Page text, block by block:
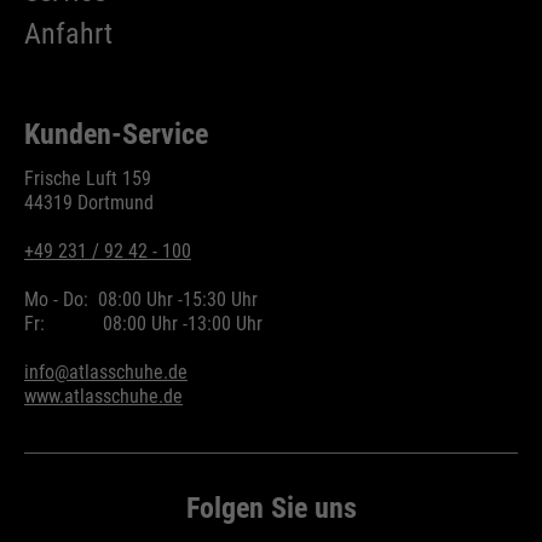
Zweck
Name
Wird für das Facebook Pixel
benutzt.
Anfahrt
Kunden-Service
Frische Luft 159
44319 Dortmund
+49 231 / 92 42 - 100
Mo - Do: 08:00 Uhr -15:30 Uhr
Fr:
08:00 Uhr -13:00 Uhr
info@atlasschuhe.de
www.atlasschuhe.de
Folgen Sie uns